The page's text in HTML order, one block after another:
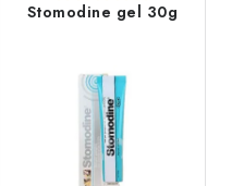
Stomodine gel 30g